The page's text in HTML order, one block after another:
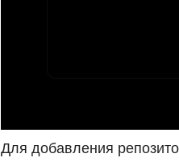
Для добавления